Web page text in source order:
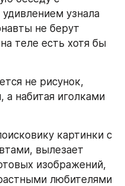
узнала
не берут
теле есть хотя бы
не рисунок,
а набитая иголками
картинки с
вылезает
изображений,
любителями